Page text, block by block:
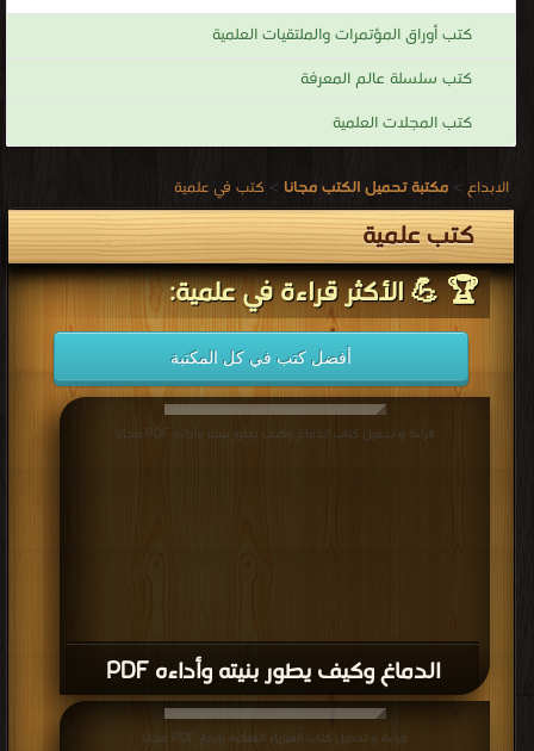
كتب أوراق المؤتمرات والملتقيات العلمية
كتب سلسلة عالم المعرفة
كتب المجلات العلمية
الابداع > مكتبة تحميل الكتب مجانا > كتب في علمية
كتب علمية
🏆 💪 الأكثر قراءة في علمية:
أفضل كتب في كل المكتبة
الدماغ وكيف يطور بنيته وأداءه PDF
قراءة و تحميل كتاب الدماغ وكيف يطور بنيته وأداءه PDF مجانا
قراءة و تحميل كتاب ‎الفيزياء الفلكية بإيجاز PDF مجانا